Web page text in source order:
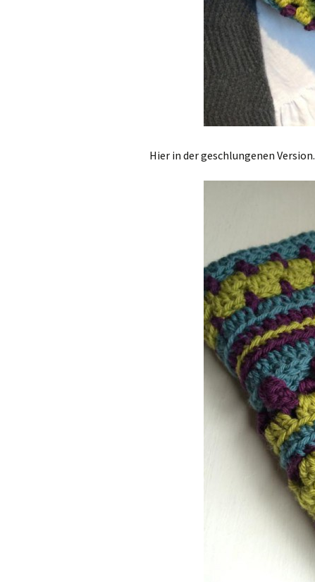
Hier in der geschlungenen Version.